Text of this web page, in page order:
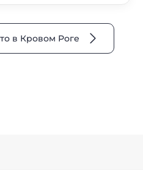
в Кровом Роге